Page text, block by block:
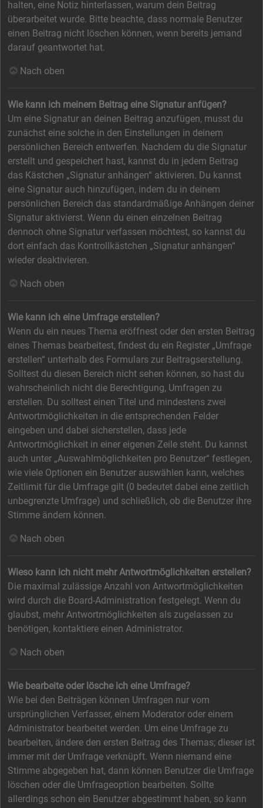
halten, eine Notiz hinterlassen, warum dein Beitrag
überarbeitet wurde. Bitte beachte, dass normale Benutzer
einen Beitrag nicht löschen können, wenn bereits jemand
darauf geantwortet hat.
Nach oben
Wie kann ich meinem Beitrag eine Signatur anfügen?
Um eine Signatur an deinen Beitrag anzufügen, musst du
zunächst eine solche in den Einstellungen in deinem
persönlichen Bereich entwerfen. Nachdem du die Signatur
erstellt und gespeichert hast, kannst du in jedem Beitrag
das Kästchen „Signatur anhängen“ aktivieren. Du kannst
eine Signatur auch hinzufügen, indem du in deinem
persönlichen Bereich das standardmäßige Anhängen deiner
Signatur aktivierst. Wenn du einen einzelnen Beitrag
dennoch ohne Signatur verfassen möchtest, so kannst du
dort einfach das Kontrollkästchen „Signatur anhängen“
wieder deaktivieren.
Nach oben
Wie kann ich eine Umfrage erstellen?
Wenn du ein neues Thema eröffnest oder den ersten Beitrag
eines Themas bearbeitest, findest du ein Register „Umfrage
erstellen“ unterhalb des Formulars zur Beitragserstellung.
Solltest du diesen Bereich nicht sehen können, so hast du
wahrscheinlich nicht die Berechtigung, Umfragen zu
erstellen. Du solltest einen Titel und mindestens zwei
Antwortmöglichkeiten in die entsprechenden Felder
eingeben und dabei sicherstellen, dass jede
Antwortmöglichkeit in einer eigenen Zeile steht. Du kannst
auch unter „Auswahlmöglichkeiten pro Benutzer“ festlegen,
wie viele Optionen ein Benutzer auswählen kann, welches
Zeitlimit für die Umfrage gilt (0 bedeutet dabei eine zeitlich
unbegrenzte Umfrage) und schließlich, ob die Benutzer ihre
Stimme ändern können.
Nach oben
Wieso kann ich nicht mehr Antwortmöglichkeiten erstellen?
Die maximal zulässige Anzahl von Antwortmöglichkeiten
wird durch die Board-Administration festgelegt. Wenn du
glaubst, mehr Antwortmöglichkeiten als zugelassen zu
benötigen, kontaktiere einen Administrator.
Nach oben
Wie bearbeite oder lösche ich eine Umfrage?
Wie bei den Beiträgen können Umfragen nur vom
ursprünglichen Verfasser, einem Moderator oder einem
Administrator bearbeitet werden. Um eine Umfrage zu
bearbeiten, ändere den ersten Beitrag des Themas; dieser ist
immer mit der Umfrage verknüpft. Wenn niemand eine
Stimme abgegeben hat, dann können Benutzer die Umfrage
löschen oder die Umfrageoption bearbeiten. Sollte
allerdings schon ein Benutzer abgestimmt haben, so kann